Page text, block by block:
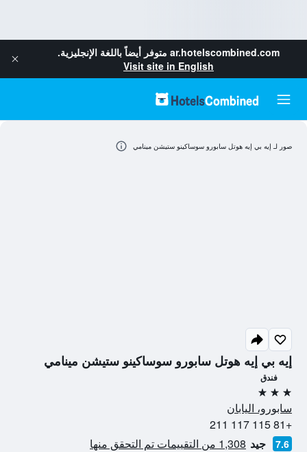
ar.hotelscombined.com متوفر أيضاً باللغة الإنجليزية.
Visit site in English
إيه بي إيه هوتل سابورو سوساكينو ستيشن مينامي
فندق
3 نجوم
سابورو، اليابان
+81 115 117 211
7.6 جيد 1,308 من التقييمات تم التحقق منها
صور لـ إيه بي إيه هوتل سابورو سوساكينو ستيشن مينامي